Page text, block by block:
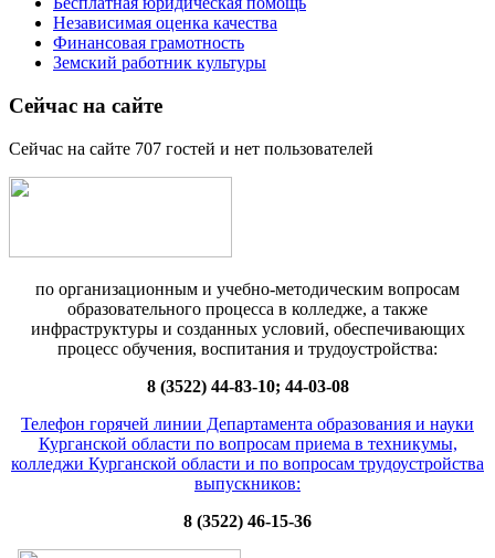
Независимая оценка качества
Финансовая грамотность
Земский работник культуры
Сейчас на сайте
Сейчас на сайте 707 гостей и нет пользователей
по организационным и учебно-методическим вопросам
образовательного процесса в колледже, а также
инфраструктуры и созданных условий, обеспечивающих
процесс обучения, воспитания и трудоустройства:
8 (3522) 44-83-10; 44-03-08
Телефон горячей линии Департамента образования и науки
Курганской области по вопросам приема в техникумы,
колледжи Курганской области и по вопросам трудоустройства
выпускников:
8 (3522) 46-15-36